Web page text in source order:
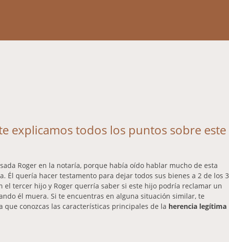
explicamos todos los puntos sobre este
Roger en la notaría, porque había oído hablar mucho de esta
Él quería hacer testamento para dejar todos sus bienes a 2 de los 3
el tercer hijo y Roger querría saber si este hijo podría reclamar un
él muera. Si te encuentras en alguna situación similar, te
conozcas las características principales de la herencia legítima